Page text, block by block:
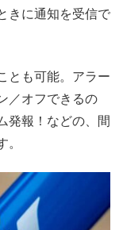
きに通知を受信で
とも可能。アラー
／オフできるの
発報！などの、間
。